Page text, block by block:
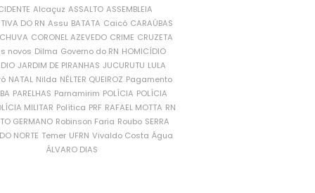
Alcaçuz ASSALTO ASSEMBLEIA
DO RN Assu BATATA Caicó CARAÚBAS
CORONEL AZEVEDO CRIME CRUZETA
novos Dilma Governo do RN HOMICÍDIO
JARDIM DE PIRANHAS JUCURUTU LULA
NATAL Nilda NÉLTER QUEIROZ Pagamento
PARELHAS Parnamirim POLÍCIA POLÍCIA
MILITAR Política PRF RAFAEL MOTTA RN
GERMANO Robinson Faria Roubo SERRA
NORTE Temer UFRN Vivaldo Costa Água
ÁLVARO DIAS